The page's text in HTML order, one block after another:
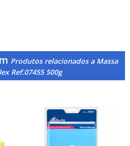
Produtos relacionados a Massa
Ref.07455 500g